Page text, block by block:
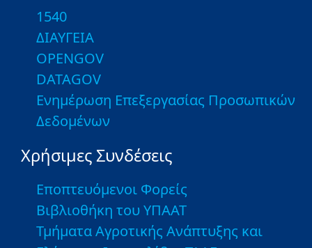
1540
ΔΙΑΥΓΕΙΑ
OPENGOV
DATAGOV
Ενημέρωση Επεξεργασίας Προσωπικών
Δεδομένων
Χρήσιμες Συνδέσεις
Εποπτευόμενοι Φορείς
Βιβλιοθήκη του ΥΠΑΑΤ
Τμήματα Αγροτικής Ανάπτυξης και